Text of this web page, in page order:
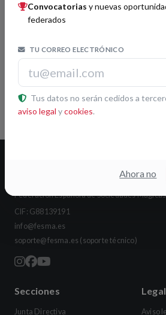
Etiquetas
Inaem
Convocatorias y nuevas
federados
TU CORREO ELECTRÓNICO
Tus datos no serán cedidos a
aviso legal ycookies.
Ahora no
Federación Española de Sociedades Mágicas
CIF: G88139191
info@fesma.es
soporte@fesma.es (soporte técnico)
Secciones
Junta Directiva
Legal
Aviso